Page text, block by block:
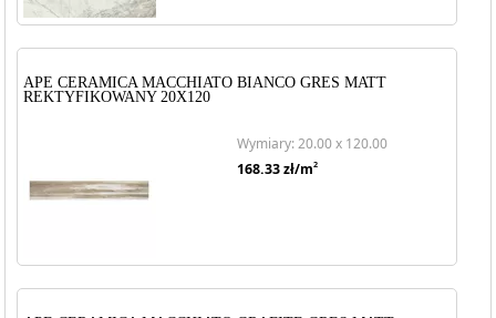
APE CERAMICA MACCHIATO BIANCO GRES MATT
REKTYFIKOWANY 20X120
Wymiary: 20.00 x 120.00
168.33zł/m2